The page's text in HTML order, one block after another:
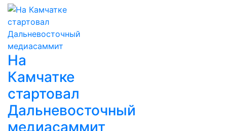
На
Камчатке
стартовал
Дальневосточный
медиасаммит